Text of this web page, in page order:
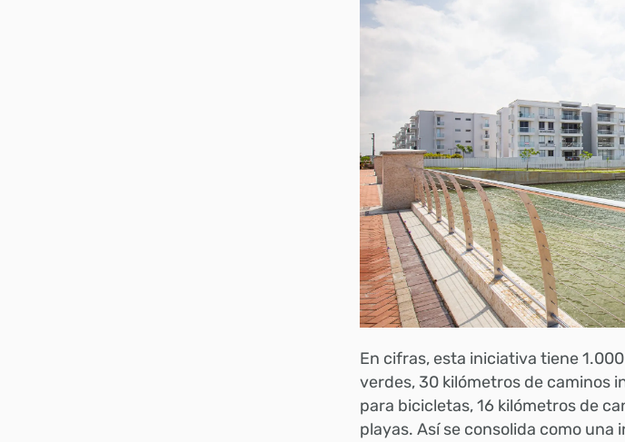
En cifras, esta iniciativa tiene
verdes, 30 kilómetros de caminos
para bicicletas, 16 kilómetros de
playas. Así se consolida como